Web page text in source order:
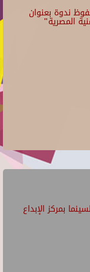
ندوة بعنوان
المصرية"
بمركز الإبداع